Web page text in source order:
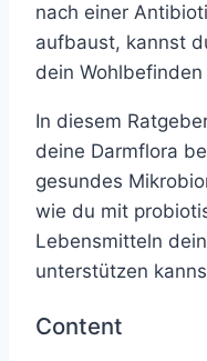
nach einer
aufbaust, kannst
dein
In diesem
deine Darmflora
gesundes
wie du mit
Lebensmitteln
unterstützen
Content